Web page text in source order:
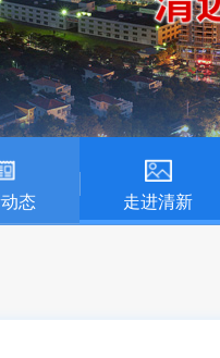
态 走进清新